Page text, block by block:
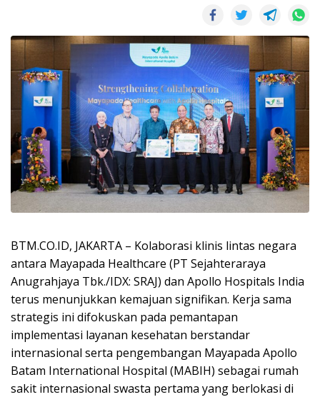
BTM.CO.ID, JAKARTA – Kolaborasi klinis lintas negara
antara Mayapada Healthcare (PT Sejahteraraya
Anugrahjaya Tbk./IDX: SRAJ) dan Apollo Hospitals India
terus menunjukkan kemajuan signifikan. Kerja sama
strategis ini difokuskan pada pemantapan
implementasi layanan kesehatan berstandar
internasional serta pengembangan Mayapada Apollo
Batam International Hospital (MABIH) sebagai rumah
sakit internasional swasta pertama yang berlokasi di